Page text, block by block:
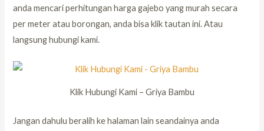
anda mencari perhitungan harga gajebo yang murah secara
per meter atau borongan, anda bisa klik tautan ini. Atau
langsung hubungi kami.
Klik Hubungi Kami – Griya Bambu
Jangan dahulu beralih ke halaman lain seandainya anda